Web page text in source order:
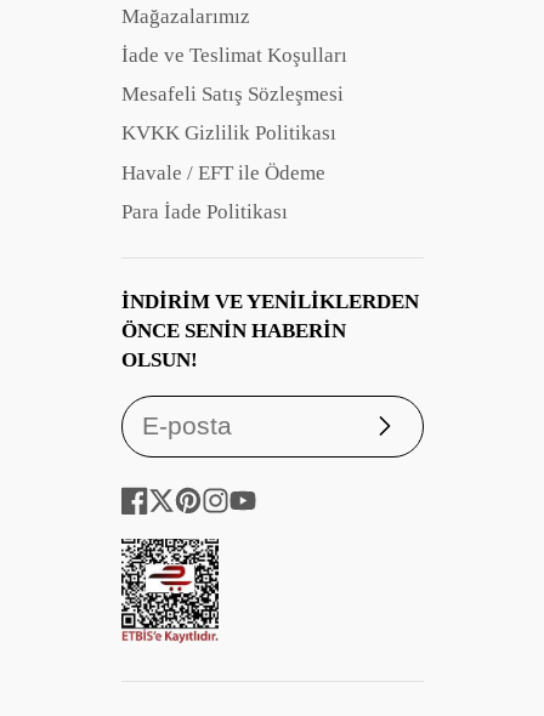
Mağazalarımız
İade ve Teslimat Koşulları
Mesafeli Satış Sözleşmesi
KVKK Gizlilik Politikası
Havale / EFT ile Ödeme
Para İade Politikası
İNDIRIM VE YENILIKLERDEN
ÖNCE SENIN HABERIN
OLSUN!
Abone